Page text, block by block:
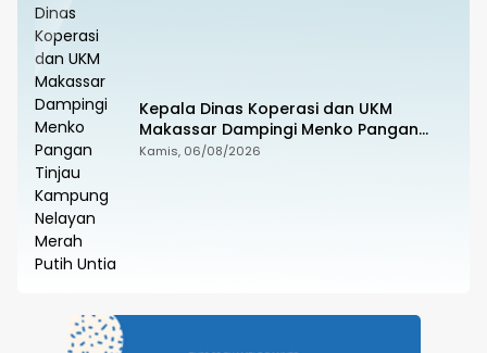
Kepala Dinas Koperasi dan UKM
Makassar Dampingi Menko Pangan
Tinjau Kampung Nelayan Merah Putih
Kamis, 06/08/2026